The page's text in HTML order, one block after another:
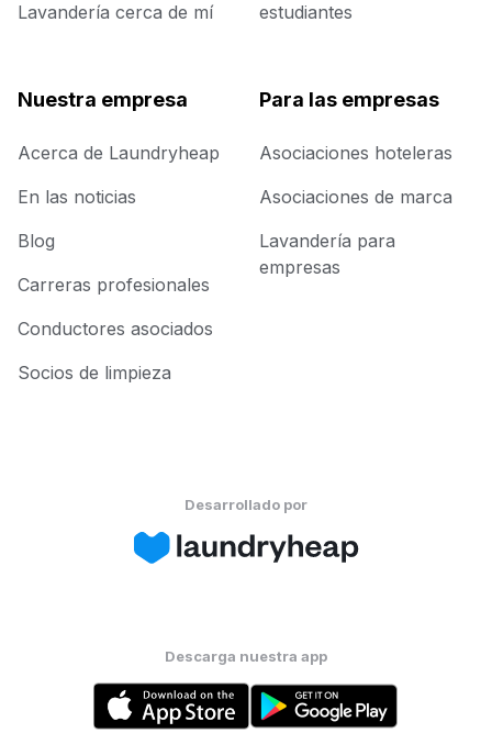
Lavandería cerca de mí
estudiantes
Nuestra empresa
Acerca de Laundryheap
En las noticias
Blog
Carreras profesionales
Conductores asociados
Socios de limpieza
Para las empresas
Asociaciones hoteleras
Asociaciones de marca
Lavandería para
empresas
Desarrollado por
Descarga nuestra app